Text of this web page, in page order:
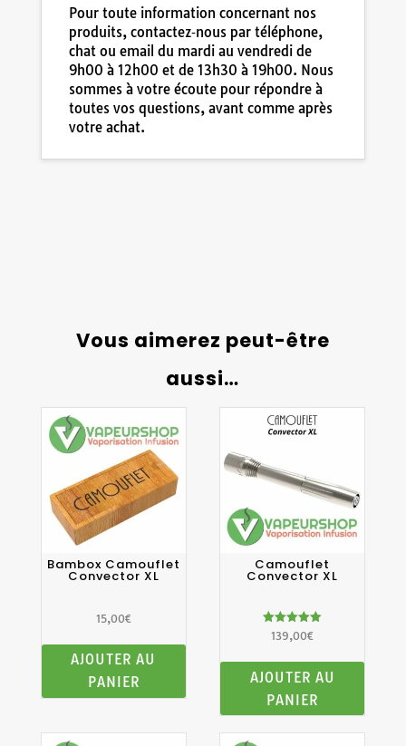
Pour toute information concernant nos
produits, contactez‑nous par téléphone,
chat ou email du mardi au vendredi de
9h00 à 12h00 et de 13h30 à 19h00. Nous
sommes à votre écoute pour répondre à
toutes vos questions, avant comme après
votre achat.
Vous aimerez peut-être
aussi…
Bambox Camouflet
Convector XL
15,00€
AJOUTER AU
PANIER
Camouflet
Convector XL
Note
5.00
139,00€
AJOUTER AU
PANIER